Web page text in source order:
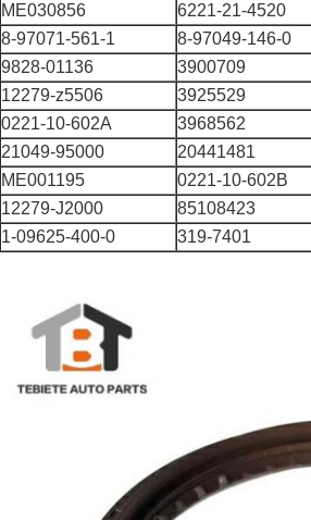
ME030856
6221-21-4520
8-97071-561-1
8-97049-146-0
9828-01136
3900709
12279-z5506
3925529
0221-10-602A
3968562
21049-95000
20441481
ME001195
0221-10-602B
12279-J2000
85108423
1-09625-400-0
319-7401